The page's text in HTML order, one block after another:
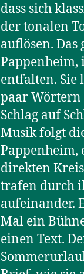
dass sich
der tonalen
auflösen.
Pappenheim,
entfalten. Sie
paar Wörtern
Schlag auf
Musik folgt
Pappenheim,
direkten
trafen durch
aufeinander.
Mal ein
einen Text.